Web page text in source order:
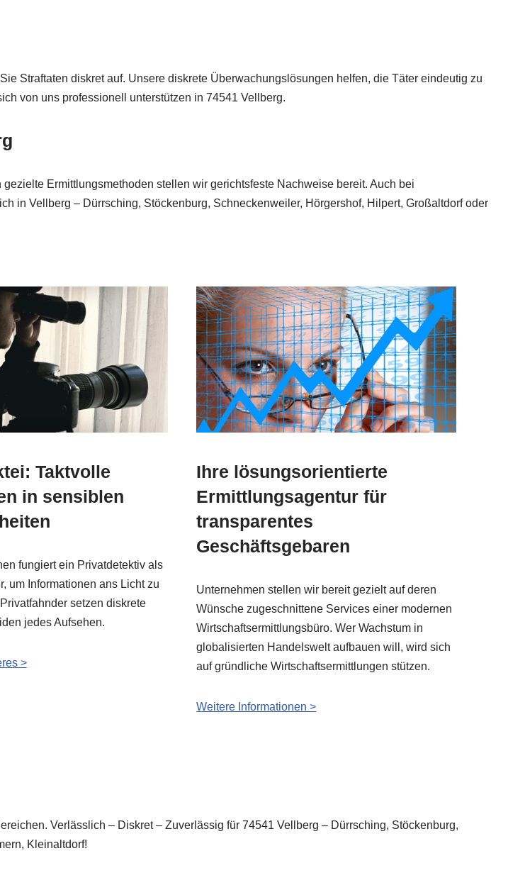
Straftaten diskret auf. Unsere diskrete Überwachungslösungen helfen, die Täter eindeutig zu
von uns professionell unterstützen in 74541 Vellberg.
Ermittlungsmethoden stellen wir gerichtsfeste Nachweise bereit. Auch bei
in Vellberg – Dürrsching, Stöckenburg, Schneckenweiler, Hörgershof, Hilpert, Großaltdorf oder
Taktvolle
in sensiblen
fungiert ein Privatdetektiv als
um Informationen ans Licht zu
setzen diskrete
jedes Aufsehen.
>
Ihre lösungsorientierte
Ermittlungsagentur für
transparentes
Geschäftsgebaren
Unternehmen stellen wir bereit gezielt auf deren
Wünsche zugeschnittene Services einer modernen
Wirtschaftsermittlungsbüro. Wer Wachstum in
globalisierten Handelswelt aufbauen will, wird sich
auf gründliche Wirtschaftsermittlungen stützen.
Weitere Informationen >
Verlässlich – Diskret – Zuverlässig für 74541 Vellberg – Dürrsching, Stöckenburg,
Kleinaltdorf!